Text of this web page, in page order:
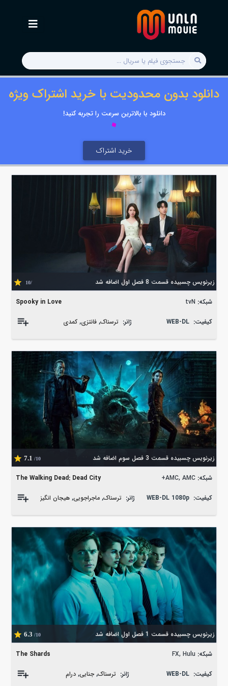
دانلود بدون محدودیت با خرید اشتراک ویژه
دانلود با بالاترین سرعت را تجربه کنید!
خرید اشتراک
زیرنویس چسبیده قسمت 8 فصل اول اضافه شد /10
Spooky in Love شبکه: tvN
کیفیت: WEB-DL ژانر: ترسناک, فانتزی, کمدی
زیرنویس چسبیده قسمت 3 فصل سوم اضافه شد 7.1 /10
The Walking Dead: Dead City شبکه: AMC, AMC+
کیفیت: WEB-DL 1080p ژانر: ترسناک, ماجراجویی, هیجان انگیز
زیرنویس چسبیده قسمت 1 فصل اول اضافه شد 6.3 /10
The Shards شبکه: FX, Hulu
کیفیت: WEB-DL ژانر: ترسناک, جنایی, درام